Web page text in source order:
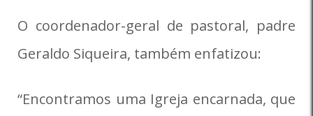
O coordenador-geral de pastoral, padre
Geraldo Siqueira, também enfatizou:
“Encontramos uma Igreja encarnada, que